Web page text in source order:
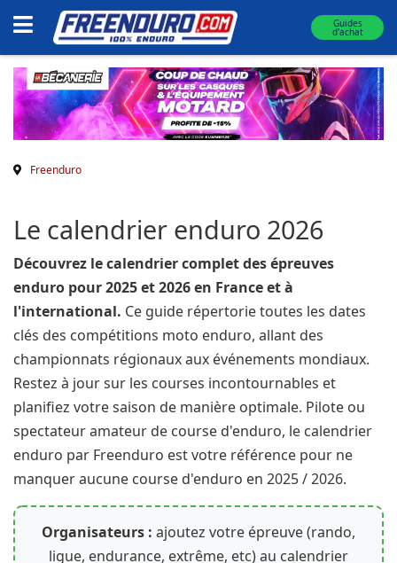
Guides
d'achat
Freenduro
Le calendrier enduro 2026
Découvrez le calendrier complet des épreuves
enduro pour 2025 et 2026 en France et à
l'international. Ce guide répertorie toutes les dates
clés des compétitions moto enduro, allant des
championnats régionaux aux événements mondiaux.
Restez à jour sur les courses incontournables et
planifiez votre saison de manière optimale. Pilote ou
spectateur amateur de course d'enduro, le calendrier
enduro par Freenduro est votre référence pour ne
manquer aucune course d'enduro en 2025 / 2026.
Organisateurs : ajoutez votre épreuve (rando,
ligue, endurance, extrême, etc) au calendrier